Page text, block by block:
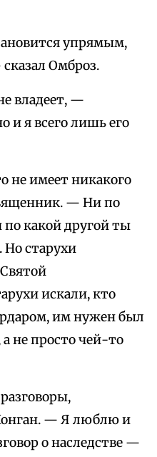
упрямым,
Омброз.
владеет, —
и я всего лишь его
не имеет никакого
— Ни по
какой другой ты
Но старухи
искали, кто
им нужен был
не просто чей-то
— Я люблю и
о наследстве —